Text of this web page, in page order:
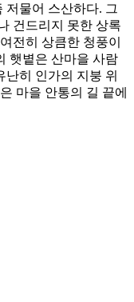
저물어 스산하다. 그
건드리지 못한 상록
전히 상큼한 청풍이
햇볕은 산마을 사람
히 인가의 지붕 위
마을 안통의 길 끝에